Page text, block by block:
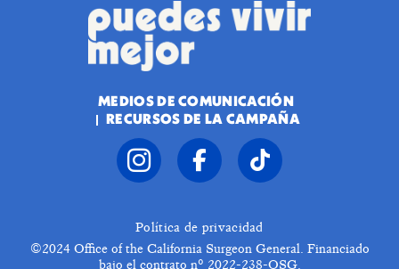
MEDIOS DE COMUNICACIÓN
RECURSOS DE LA CAMPAÑA
Política de privacidad
©2024 Office of the California Surgeon General. Financiado
bajo el contrato nº 2022-238-OSG.